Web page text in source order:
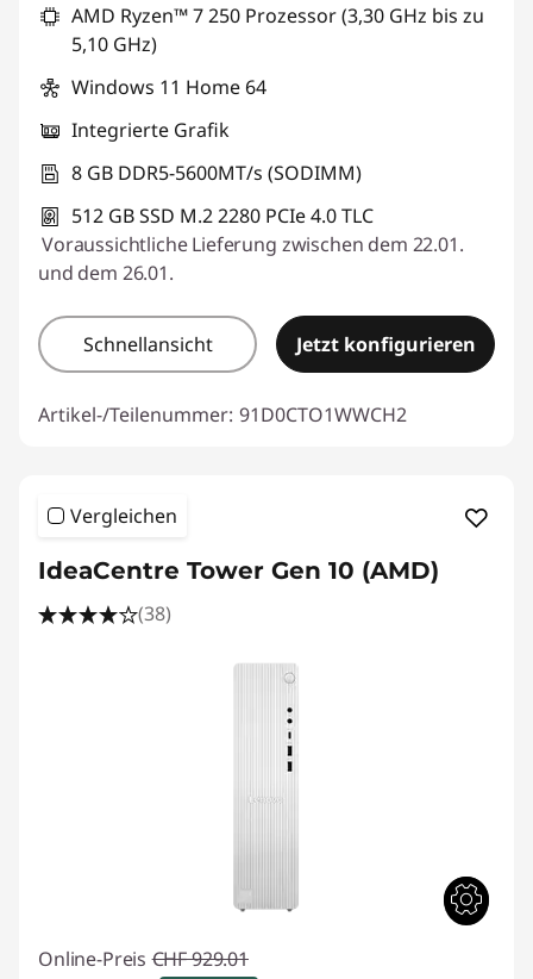
AMD Ryzen™ 7 250 Prozessor (3,30 GHz bis zu
5,10 GHz)
Windows 11 Home 64
Integrierte Grafik
8 GB DDR5-5600MT/s (SODIMM)
512 GB SSD M.2 2280 PCIe 4.0 TLC
Voraussichtliche Lieferung zwischen dem 22.01.
und dem 26.01.
Schnellansicht Jetzt konfigurieren
Artikel-/Teilenummer: 91D0CTO1WWCH2
Vergleichen
IdeaCentre Tower Gen 10 (AMD)
(38)
Online-Preis CHF 929.01